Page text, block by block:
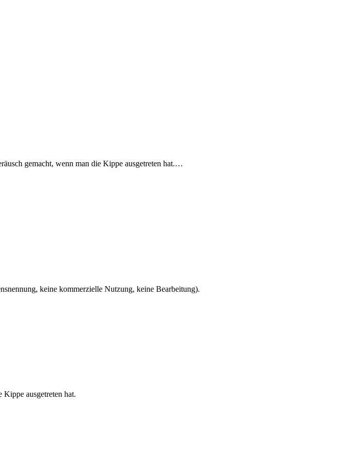
gemacht, wenn man die Kippe ausgetreten hat.…
keine kommerzielle Nutzung, keine Bearbeitung).
Kippe ausgetreten hat.